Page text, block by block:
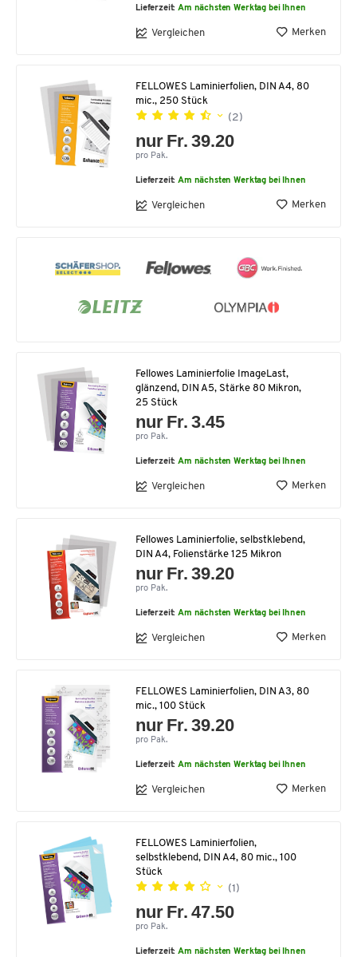
Lieferzeit:Am nächsten Werktag bei Ihnen
Vergleichen Merken
FELLOWES Laminierfolien, DIN A4, 80
mic., 250 Stück
(2)
nur Fr. 39.20
pro Pak.
Lieferzeit:Am nächsten Werktag bei Ihnen
Vergleichen Merken
Fellowes Laminierfolie ImageLast,
glänzend, DIN A5, Stärke 80 Mikron,
25 Stück
nur Fr. 3.45
pro Pak.
Lieferzeit:Am nächsten Werktag bei Ihnen
Vergleichen Merken
Fellowes Laminierfolie, selbstklebend,
DIN A4, Folienstärke 125 Mikron
nur Fr. 39.20
pro Pak.
Lieferzeit:Am nächsten Werktag bei Ihnen
Vergleichen Merken
FELLOWES Laminierfolien, DIN A3, 80
mic., 100 Stück
nur Fr. 39.20
pro Pak.
Lieferzeit:Am nächsten Werktag bei Ihnen
Vergleichen Merken
FELLOWES Laminierfolien,
selbstklebend, DIN A4, 80 mic., 100
Stück
(1)
nur Fr. 47.50
pro Pak.
Lieferzeit:Am nächsten Werktag bei Ihnen